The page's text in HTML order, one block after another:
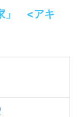
」 <アキ